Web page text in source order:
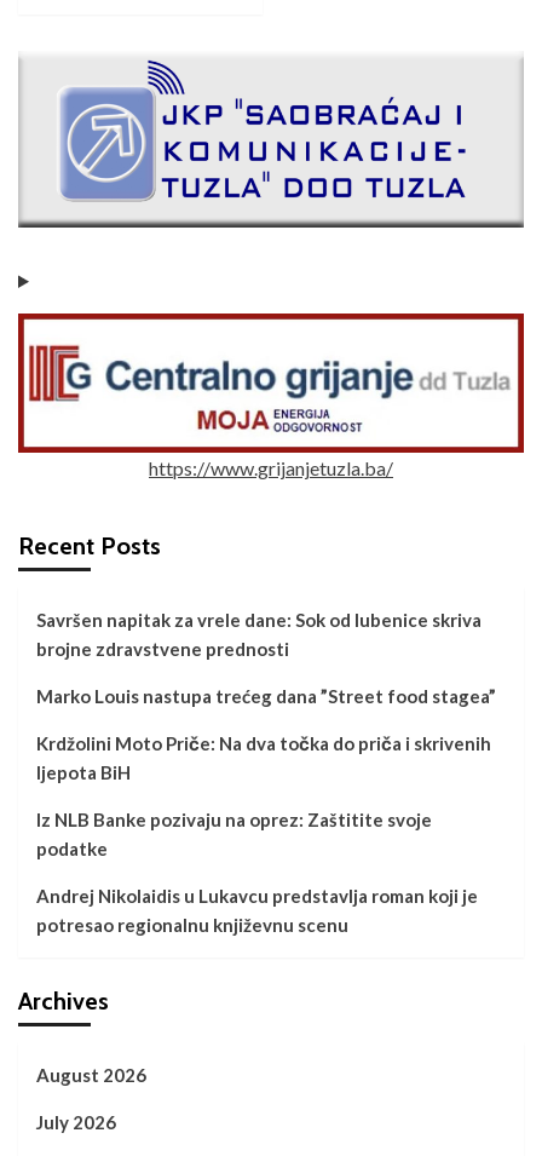
https://www.grijanjetuzla.ba/
Recent Posts
Savršen napitak za vrele dane: Sok od lubenice skriva
brojne zdravstvene prednosti
Marko Louis nastupa trećeg dana ”Street food stagea”
Krdžolini Moto Priče: Na dva točka do priča i skrivenih
ljepota BiH
Iz NLB Banke pozivaju na oprez: Zaštitite svoje
podatke
Andrej Nikolaidis u Lukavcu predstavlja roman koji je
potresao regionalnu književnu scenu
Archives
August 2026
July 2026